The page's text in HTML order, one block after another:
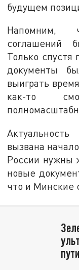
будущем
Напомним,
соглашений
Только спустя
документы
выиграть
как-то
вызвана
России нужны
новые
что и Минские
пути